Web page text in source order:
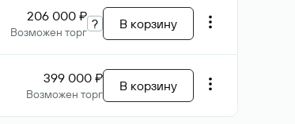
206 000 ₽
Возможен торг
? В корзину
399 000 ₽
Возможен торг
В корзину